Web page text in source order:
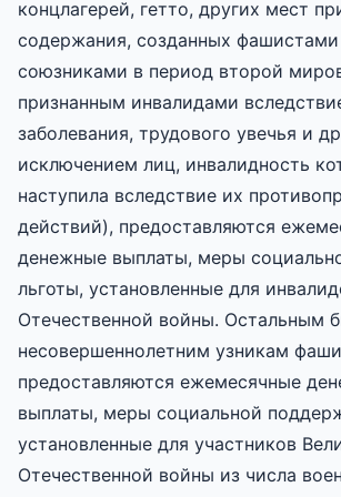
концлагерей, гетто, других мест
содержания, созданных
союзниками в период второй
признанным инвалидами
заболевания, трудового увечья и
исключением лиц, инвалидность
наступила вследствие их
действий), предоставляются
денежные выплаты, меры
льготы, установленные для
Отечественной войны. Остальным
несовершеннолетним узникам
предоставляются ежемесячные
выплаты, меры социальной
установленные для участников
Отечественной войны из числа